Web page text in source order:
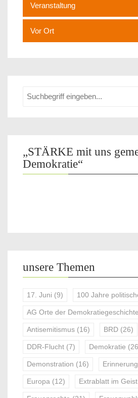
Veranstaltung
Vor Ort
„STÄRKE mit uns
Demokratie“
unsere Themen
17. Juni (9) 100 Jahre
AG Orte der Demokratiegeschichte
Antisemitismus (16) BRD (26)
DDR-Flucht (7) Demokratie
Demonstration (16) Erinnerung
Europa (12) Extrablatt im